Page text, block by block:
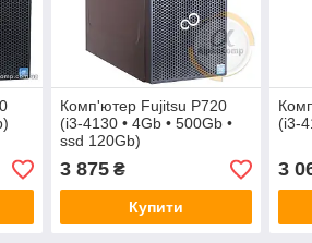
Комп'ютер Fujitsu P720
(i3-4130 • 4Gb • 500Gb •
ssd 120Gb)
3 875₴
Купити
(i3-
3